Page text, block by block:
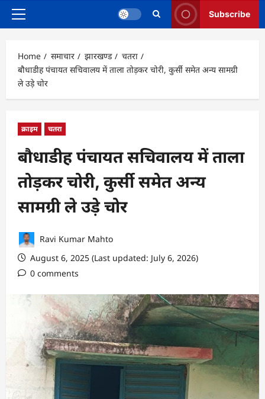
Primary
Subscribe
Home समाचार झारखण्ड
चतरा
बौधाडीह पंचायत सचिवालय में ताला तोड़कर चोरी, कुर्सी समेत अन्य सामग्री
ले उड़े चोर
क्राइम चतरा
बौधाडीह पंचायत सचिवालय में ताला
तोड़कर चोरी, कुर्सी समेत अन्य
सामग्री ले उड़े चोर
Ravi Kumar Mahto
August 6, 2025 (Last updated: July 6, 2026)
0 comments